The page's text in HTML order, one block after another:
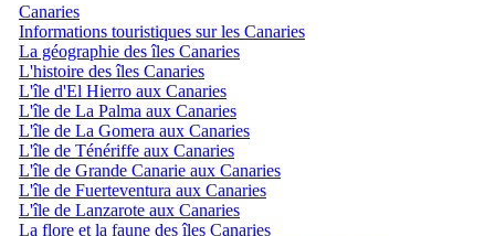
Canaries
Informations touristiques sur les Canaries
La géographie des îles Canaries
L'histoire des îles Canaries
L'île d'El Hierro aux Canaries
L'île de La Palma aux Canaries
L'île de La Gomera aux Canaries
L'île de Ténériffe aux Canaries
L'île de Grande Canarie aux Canaries
L'île de Fuerteventura aux Canaries
L'île de Lanzarote aux Canaries
La flore et la faune des îles Canaries